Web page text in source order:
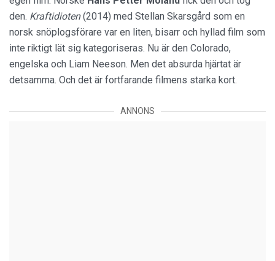
den. Kraftidioten(2014) med Stellan Skarsgård som en
norsk snöplogsförare var en liten, bisarr och hyllad film som
inte riktigt lät sig kategoriseras. Nu är den Colorado,
engelska och Liam Neeson. Men det absurda hjärtat är
detsamma. Och det är fortfarande filmens starka kort.
ANNONS